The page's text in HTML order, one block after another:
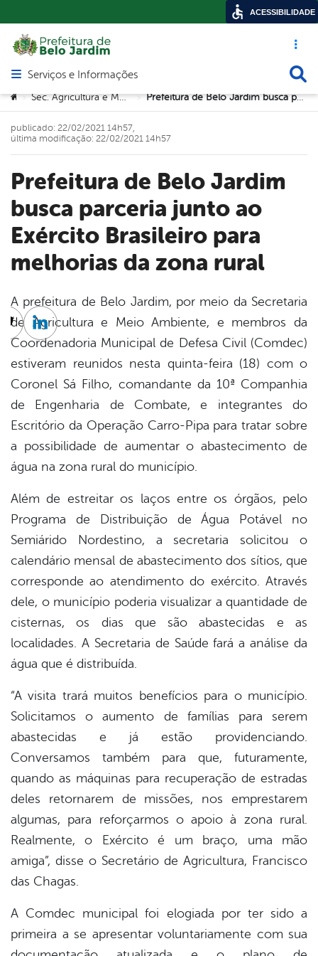
Acesso
Abrir menu principal de navegação
Serviços e Informações
Você está aqui:
> Sec. Agricultura e Meio Ambiente > Prefeitura de Belo Jardim busca parceria junto ao Exército Brasileiro para melhorias da zona rural
Prefeitura de Belo Jardim
busca parceria junto ao
Exército Brasileiro para
melhorias da zona rural
publicado: 22/02/2021 14h57,
última modificação: 22/02/2021 14h57
A prefeitura de Belo Jardim, por meio da Secretaria
de Agricultura e Meio Ambiente, e membros da
Coordenadoria Municipal de Defesa Civil (Comdec)
estiveram reunidos nesta quinta-feira (18) com o
Coronel Sá Filho, comandante da 10ª Companhia
de Engenharia de Combate, e integrantes do
Escritório da Operação Carro-Pipa para tratar sobre
a possibilidade de aumentar o abastecimento de
água na zona rural do município.
Além de estreitar os laços entre os órgãos, pelo
Programa de Distribuição de Água Potável no
Semiárido Nordestino, a secretaria solicitou o
calendário mensal de abastecimento dos sítios, que
corresponde ao atendimento do exército. Através
dele, o município poderia visualizar a quantidade de
cisternas, os dias que são abastecidas e as
localidades. A Secretaria de Saúde fará a análise da
água que é distribuída.
“A visita trará muitos benefícios para o município.
Solicitamos o aumento de famílias para serem
abastecidas e já estão providenciando.
Conversamos também para que, futuramente,
quando as máquinas para recuperação de estradas
deles retornarem de missões, nos emprestarem
algumas, para reforçarmos o apoio à zona rural.
Realmente, o Exército é um braço, uma mão
amiga”, disse o Secretário de Agricultura, Francisco
das Chagas.
A Comdec municipal foi elogiada por ter sido a
primeira a se apresentar voluntariamente com sua
Twitter
Linkedin
ACESSIBILIDADE